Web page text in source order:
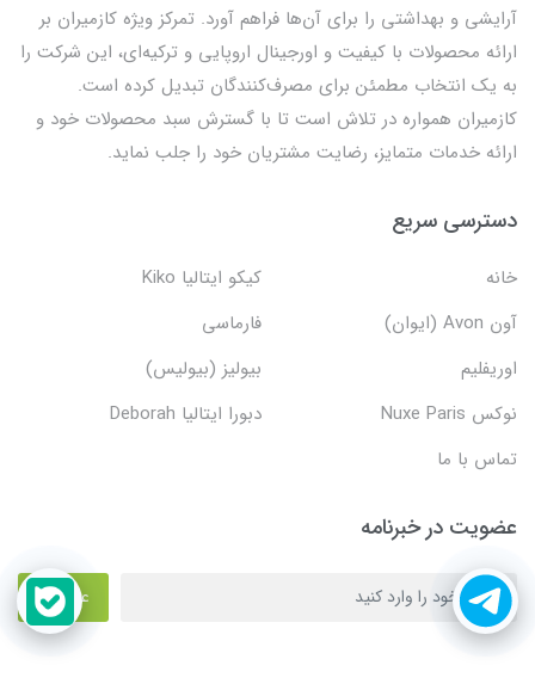
آرایشی و بهداشتی را برای آن‌ها فراهم آورد. تمرکز ویژه کازمیران بر
ارائه محصولات با کیفیت و اورجینال اروپایی و ترکیه‌ای، این شرکت را
به یک انتخاب مطمئن برای مصرف‌کنندگان تبدیل کرده است.
کازمیران همواره در تلاش است تا با گسترش سبد محصولات خود و
ارائه خدمات متمایز، رضایت مشتریان خود را جلب نماید.
دسترسی سریع
خانه
کیکو ایتالیا Kiko
آون Avon (ایوان)
فارماسی
اوریفلیم
بیولیز (بیولیس)
نوکس Nuxe Paris
دبورا ایتالیا Deborah
تماس با ما
عضویت در خبرنامه
عضویت